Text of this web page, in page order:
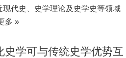
现代史、史学理论及史学史等领域
多 »
史学可与传统史学优势互